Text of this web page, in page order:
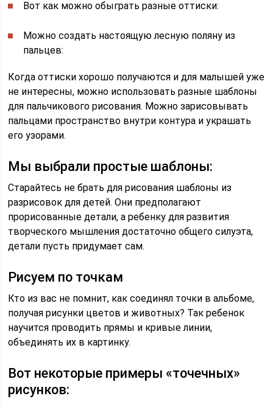
Вот как можно обыграть разные оттиски:
Можно создать настоящую лесную поляну из
пальцев:
Когда оттиски хорошо получаются и для малышей уже
не интересны, можно использовать разные шаблоны
для пальчикового рисования. Можно зарисовывать
пальцами пространство внутри контура и украшать
его узорами.
Мы выбрали простые шаблоны:
Старайтесь не брать для рисования шаблоны из
разрисовок для детей. Они предполагают
прорисованные детали, а ребенку для развития
творческого мышления достаточно общего силуэта,
детали пусть придумает сам.
Рисуем по точкам
Кто из вас не помнит, как соединял точки в альбоме,
получая рисунки цветов и животных? Так ребенок
научится проводить прямы и кривые линии,
объединять их в картинку.
Вот некоторые примеры «точечных»
рисунков: